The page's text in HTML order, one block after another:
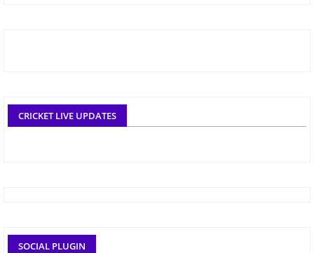
CRICKET LIVE UPDATES
SOCIAL PLUGIN